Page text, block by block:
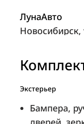
ЛунаАвто
Новосибирск,
Тула, ш.
Экстерьер
Бампера,